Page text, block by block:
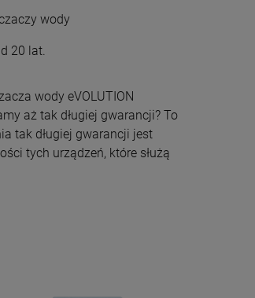
wody
20 lat.
wody eVOLUTION
aż tak długiej gwarancji? To
tak długiej gwarancji jest
tych urządzeń, które służą